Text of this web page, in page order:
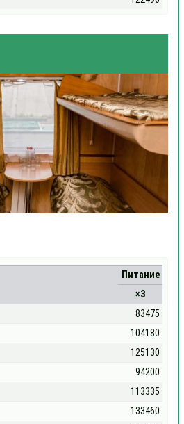
Питание
×3
83475
104180
125130
94200
113335
133460